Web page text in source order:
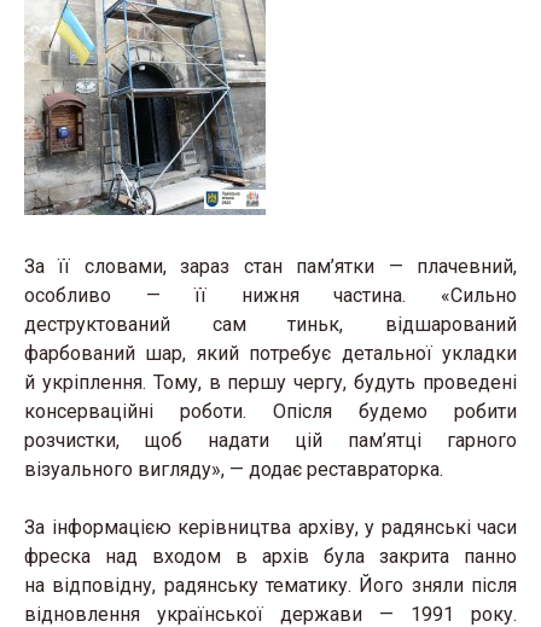
За її словами, зараз стан пам’ятки — плачевний,
особливо — її нижня частина. «Сильно
деструктований сам тиньк, відшарований
фарбований шар, який потребує детальної укладки
й укріплення. Тому, в першу чергу, будуть проведені
консерваційні роботи. Опісля будемо робити
розчистки, щоб надати цій пам’ятці гарного
візуального вигляду», — додає реставраторка.
За інформацією керівництва архіву, у радянські часи
фреска над входом в архів була закрита панно
на відповідну, радянську тематику. Його зняли після
відновлення української держави — 1991 року.